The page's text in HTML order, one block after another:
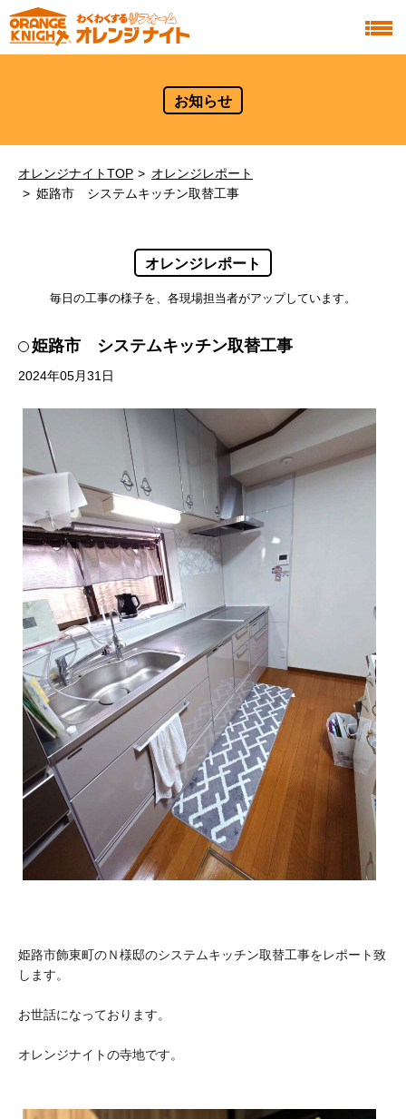
お知らせ
オレンジナイトTOP
オレンジレポート
姫路市 システムキッチン取替工事
オレンジレポート
毎日の工事の様子を、各現場担当者がアップしています。
姫路市 システムキッチン取替工事
2024年05月31日
姫路市飾東町のＮ様邸のシステムキッチン取替工事をレポート致
します。
お世話になっております。
オレンジナイトの寺地です。